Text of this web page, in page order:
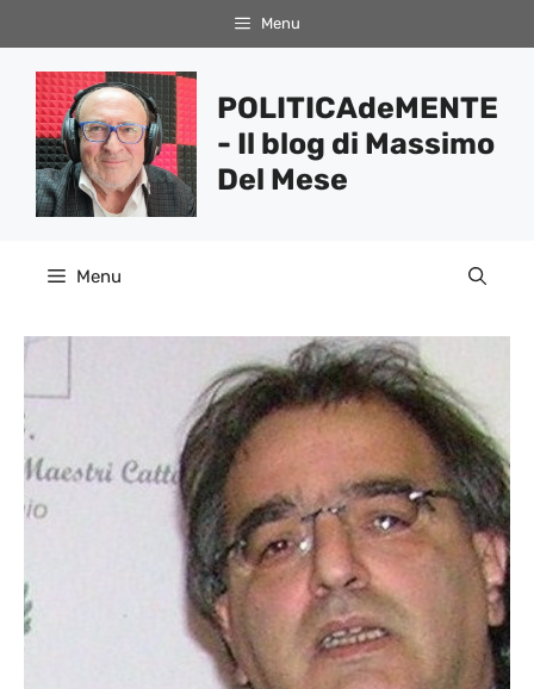
al
contenuto
Menu
POLITICAdeMENTE
- Il blog di Massimo
Del Mese
Menu